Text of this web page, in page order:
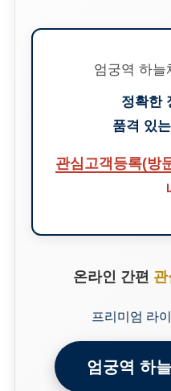
엄궁역 하늘
정확한
품격 있
관심고객등록(방
온라인 간편
프리미엄 라
엄궁역 하